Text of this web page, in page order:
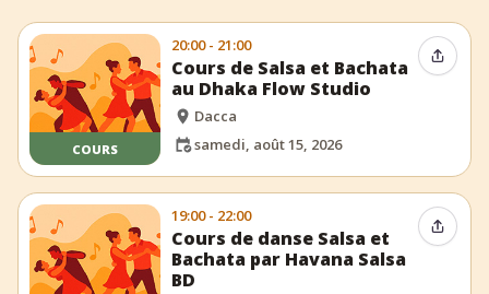
COURS
20:00 - 21:00
Cours de Salsa et Bachata
au Dhaka Flow Studio
Dacca
samedi, août 15, 2026
19:00 - 22:00
Cours de danse Salsa et
Bachata par Havana Salsa
BD